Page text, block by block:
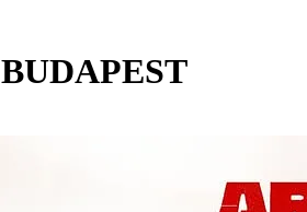
BUDAPEST